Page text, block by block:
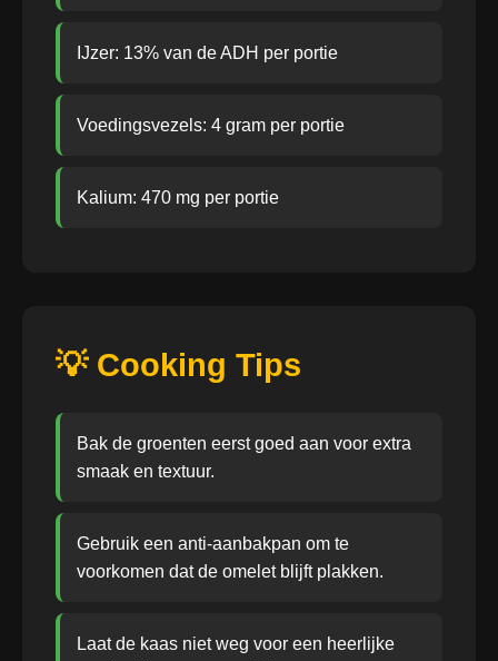
IJzer: 13% van de ADH per portie
Voedingsvezels: 4 gram per portie
Kalium: 470 mg per portie
💡 Cooking Tips
Bak de groenten eerst goed aan voor extra
smaak en textuur.
Gebruik een anti-aanbakpan om te
voorkomen dat de omelet blijft plakken.
Laat de kaas niet weg voor een heerlijke